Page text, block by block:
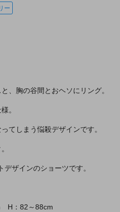
ー
、胸の谷間とおヘソにリング。
。
てしまう悩殺デザインです。
ザインのショーツです。
H：82～88cm